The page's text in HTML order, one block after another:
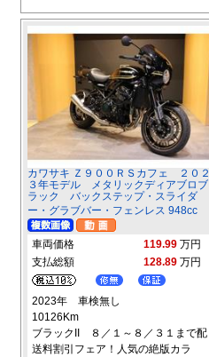
カワサキ Ｚ９００ＲＳカフェ ２０２
３年モデル メタリックディアブロブ
ラック バックステップ・スライダ
ー・グラブバー・フェンレス 948cc
車両価格 119.99 万円
支払総額
128.89 万円
2023年 車検無し
10126Km
ブラックII ８／１～８／３１まで配
送料割引フェア！人気の絶版カラ